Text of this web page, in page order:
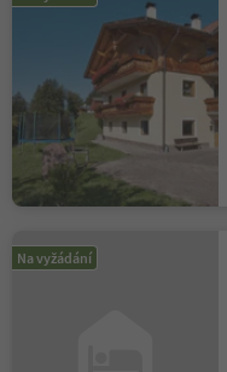
Na vyžádání